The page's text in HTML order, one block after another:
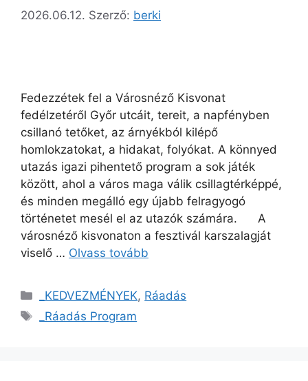
2026.06.12. Szerző: berki
Fedezzétek fel a Városnéző Kisvonat
fedélzetéről Győr utcáit, tereit, a napfényben
csillanó tetőket, az árnyékból kilépő
homlokzatokat, a hidakat, folyókat. A könnyed
utazás igazi pihentető program a sok játék
között, ahol a város maga válik csillagtérképpé,
és minden megálló egy újabb felragyogó
történetet mesél el az utazók számára. A
városnéző kisvonaton a fesztivál karszalagját
viselő … Olvass tovább
_KEDVEZMÉNYEK, Ráadás
_Ráadás Program